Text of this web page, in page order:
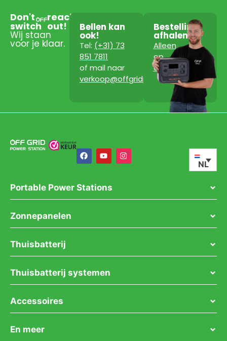
Don't
switch
reach
out!
Wij staan
voor je klaar.
Bellen kan
ook!
Tel: (+31) 73
851 7811
of mail naar
verkoop@offgridpowerstation.com
Bestelling
afhalen?
Alleen
op
afspraak!
NL
Portable Power Stations
Zonnepanelen
Thuisbatterij
Thuisbatterij systemen
Accessoires
En meer